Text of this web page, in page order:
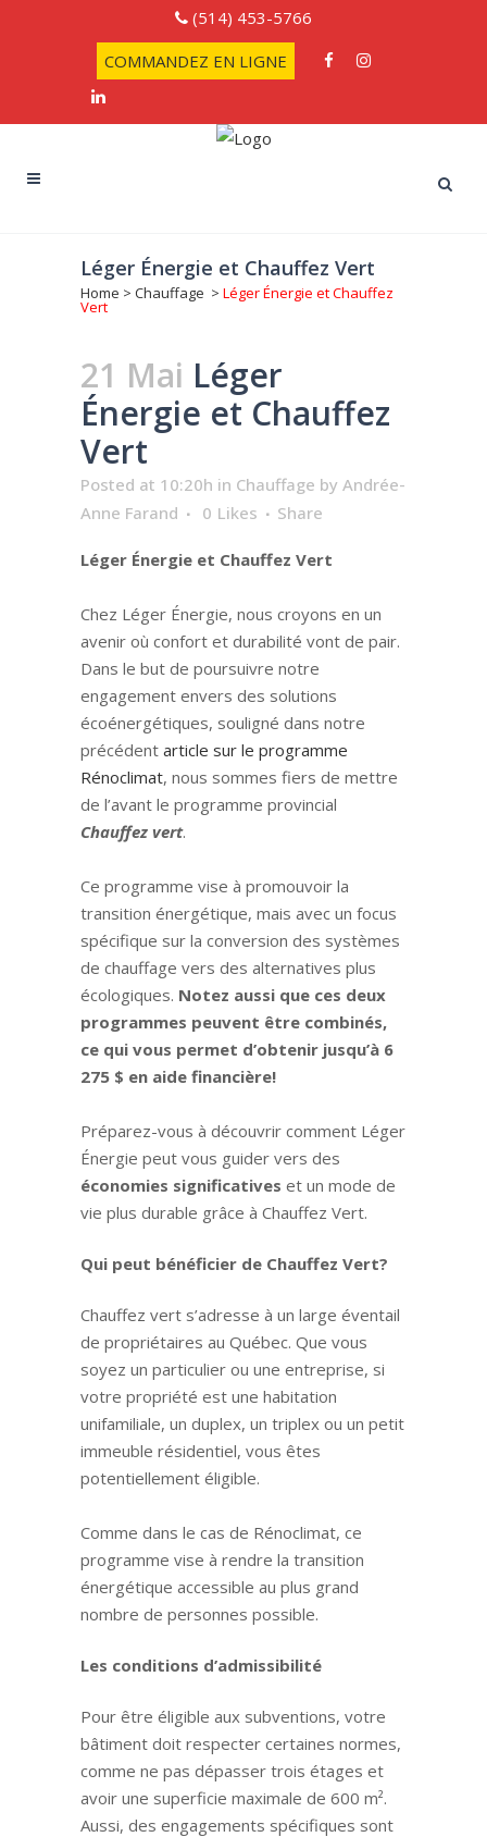
(514) 453-5766
COMMANDEZ EN LIGNE
Léger Énergie et Chauffez Vert
Home > Chauffage > Léger Énergie et Chauffez
Vert
21 Mai Léger
Énergie et Chauffez
Vert
Posted at 10:20h in Chauffage by Andrée-
Anne Farand
0 Likes Share
Léger Énergie et Chauffez Vert
Chez Léger Énergie, nous croyons en un
avenir où confort et durabilité vont de pair.
Dans le but de poursuivre notre
engagement envers des solutions
écoénergétiques, souligné dans notre
précédent article sur le programme
Rénoclimat, nous sommes fiers de mettre
de l’avant le programme provincial
Chauffez vert.
Ce programme vise à promouvoir la
transition énergétique, mais avec un focus
spécifique sur la conversion des systèmes
de chauffage vers des alternatives plus
écologiques. Notez aussi que ces deux
programmes peuvent être combinés,
ce qui vous permet d’obtenir jusqu’à 6
275 $ en aide financière!
Préparez-vous à découvrir comment Léger
Énergie peut vous guider vers des
économies significatives et un mode de
vie plus durable grâce à Chauffez Vert.
Qui peut bénéficier de Chauffez Vert?
Chauffez vert s’adresse à un large éventail
de propriétaires au Québec. Que vous
soyez un particulier ou une entreprise, si
votre propriété est une habitation
unifamiliale, un duplex, un triplex ou un petit
immeuble résidentiel, vous êtes
potentiellement éligible.
Comme dans le cas de Rénoclimat, ce
programme vise à rendre la transition
énergétique accessible au plus grand
nombre de personnes possible.
Les conditions d’admissibilité
Pour être éligible aux subventions, votre
bâtiment doit respecter certaines normes,
comme ne pas dépasser trois étages et
avoir une superficie maximale de 600 m².
Aussi, des engagements spécifiques sont